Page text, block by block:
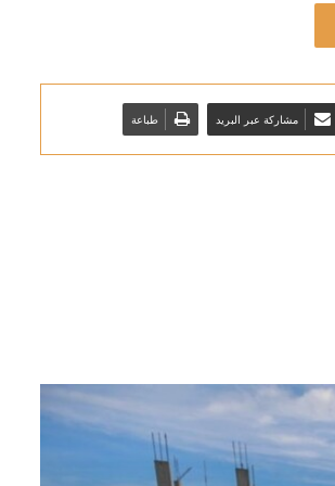
مشاركة عبر البريد طباعة